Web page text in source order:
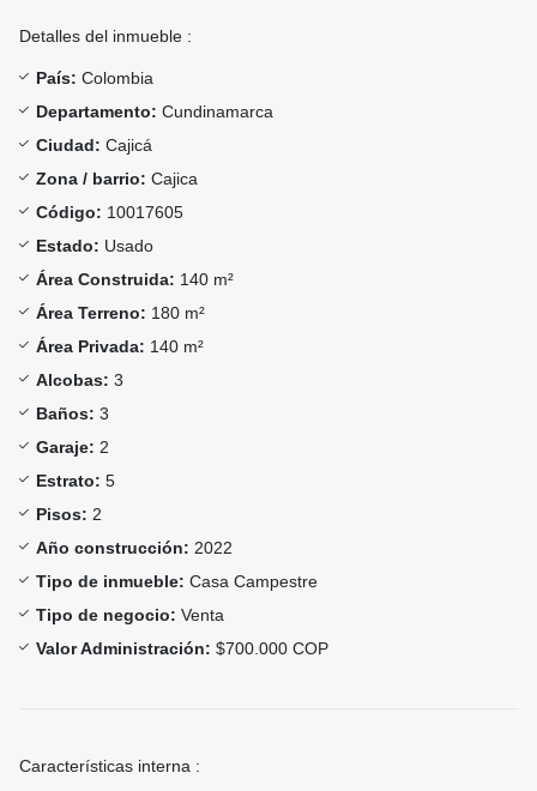
Detalles del inmueble :
País: Colombia
Departamento: Cundinamarca
Ciudad: Cajicá
Zona / barrio: Cajica
Código: 10017605
Estado: Usado
Área Construida: 140 m²
Área Terreno: 180 m²
Área Privada: 140 m²
Alcobas: 3
Baños: 3
Garaje: 2
Estrato: 5
Pisos: 2
Año construcción: 2022
Tipo de inmueble: Casa Campestre
Tipo de negocio: Venta
Valor Administración: $700.000 COP
Características interna :